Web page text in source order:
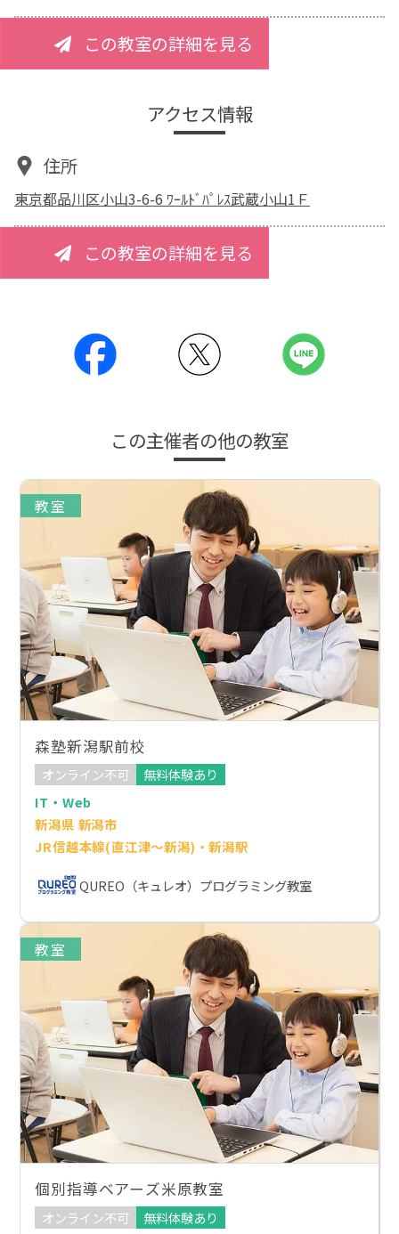
この教室の詳細を見る
アクセス情報
住所
東京都品川区小山3-6-6 ﾜｰﾙﾄﾞﾊﾟﾚｽ武蔵小山1Ｆ
この教室の詳細を見る
この主催者の他の教室
教室
森塾新潟駅前校
オンライン不可
無料体験あり
IT・Web
新潟県 新潟市
JR信越本線(直江津～新潟)・新潟駅
QUREO（キュレオ）プログラミング教室
教室
個別指導ベアーズ米原教室
オンライン不可
無料体験あり